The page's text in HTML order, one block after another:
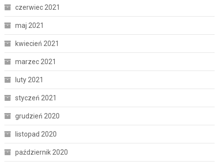
czerwiec 2021
maj 2021
kwiecień 2021
marzec 2021
luty 2021
styczeń 2021
grudzień 2020
listopad 2020
październik 2020